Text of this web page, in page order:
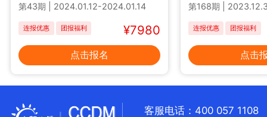
第43期 2024.01.12-2024.01.14
连报优惠 团报福利 ¥7980
点击报名
第168期
连报优惠 团报福利
点击
客服电话：400 057 1108